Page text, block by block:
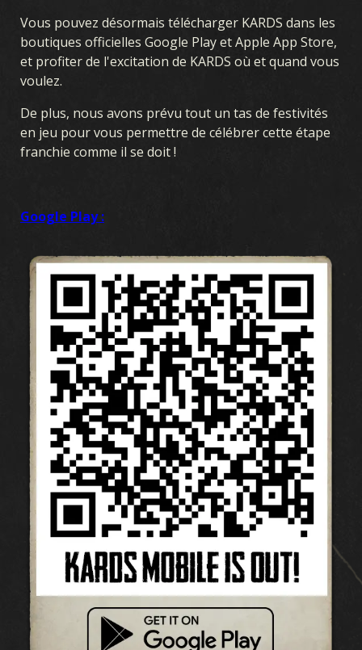
Vous pouvez désormais télécharger KARDS dans les
boutiques officielles Google Play et Apple App Store,
et profiter de l'excitation de KARDS où et quand vous
voulez.
De plus, nous avons prévu tout un tas de festivités
en jeu pour vous permettre de célébrer cette étape
franchie comme il se doit !
Google Play :